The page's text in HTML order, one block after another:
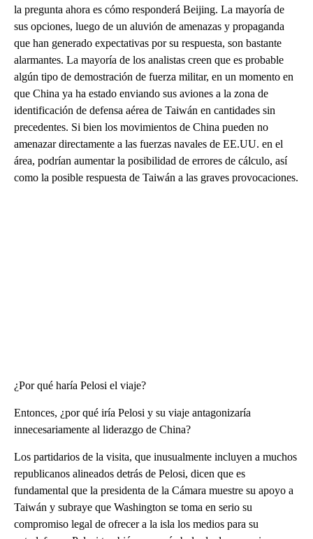
la pregunta ahora es cómo responderá Beijing. La mayoría de
sus opciones, luego de un aluvión de amenazas y propaganda
que han generado expectativas por su respuesta, son bastante
alarmantes. La mayoría de los analistas creen que es probable
algún tipo de demostración de fuerza militar, en un momento en
que China ya ha estado enviando sus aviones a la zona de
identificación de defensa aérea de Taiwán en cantidades sin
precedentes. Si bien los movimientos de China pueden no
amenazar directamente a las fuerzas navales de EE.UU. en el
área, podrían aumentar la posibilidad de errores de cálculo, así
como la posible respuesta de Taiwán a las graves provocaciones.
¿Por qué haría Pelosi el viaje?
Entonces, ¿por qué iría Pelosi y su viaje antagonizaría
innecesariamente al liderazgo de China?
Los partidarios de la visita, que inusualmente incluyen a muchos
republicanos alineados detrás de Pelosi, dicen que es
fundamental que la presidenta de la Cámara muestre su apoyo a
Taiwán y subraye que Washington se toma en serio su
compromiso legal de ofrecer a la isla los medios para su